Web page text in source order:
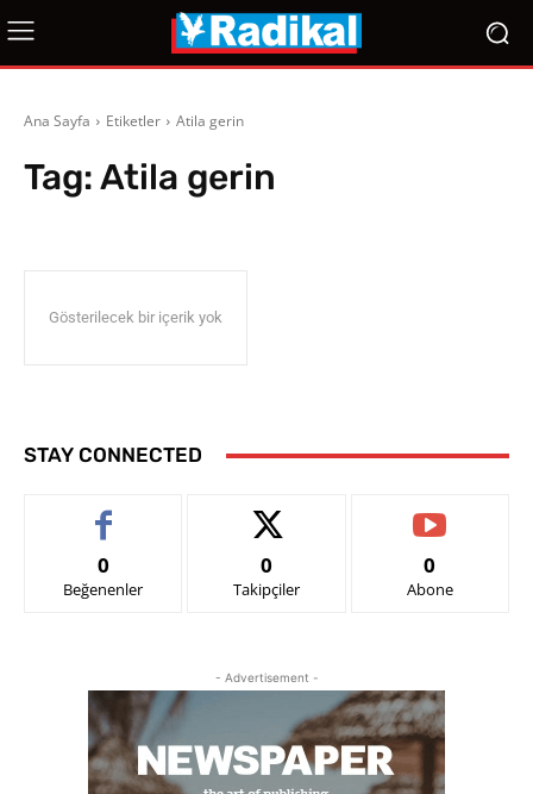
Ana Sayfa Etiketler Atila gerin
Tag:Atila gerin
Gösterilecek bir içerik yok
STAY CONNECTED
0
Beğenenler
0
Takipçiler
0
Abone
- Advertisement -